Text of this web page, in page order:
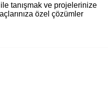
tanışmak ve projelerinize
özel çözümler